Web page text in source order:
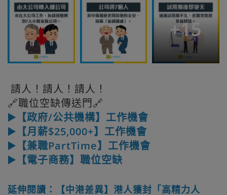
+15
請人！請人！請人！
🔗職位空缺傳送門🔗
▶️【政府/公共機構】工作機會
▶️【月薪$25,000+】工作機會
▶️【兼職PartTime】工作機會
▶️【電子商務】職位空缺
延伸閱讀：【中港差異】港人獲封「高精力人